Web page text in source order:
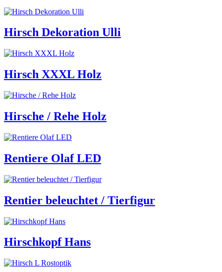
Hirsch Dekoration Ulli
Hirsch XXXL Holz
Hirsche / Rehe Holz
Rentiere Olaf LED
Rentier beleuchtet / Tierfigur
Hirschkopf Hans